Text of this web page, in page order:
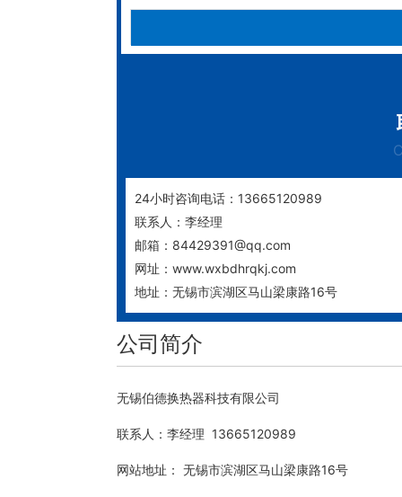
24小时咨询电话：13665120989
联系人：李经理
邮箱：84429391@qq.com
网址：www.wxbdhrqkj.com
地址：无锡市滨湖区马山梁康路16号
公司简介
无锡伯德换热器科技有限公司
联系人：李经理 13665120989
网站地址： 无锡市滨湖区马山梁康路16号